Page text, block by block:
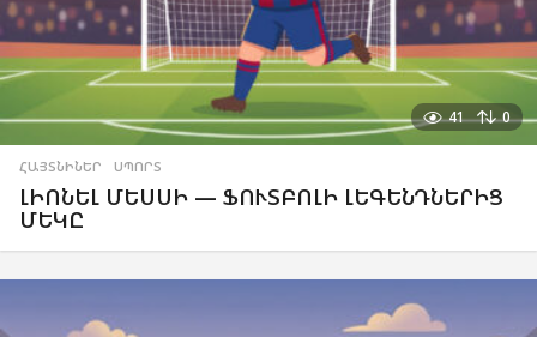
41 0
ՀԱՅՏՆԻՆԵՐ ,ՍՊՈՐՏ
ԼԻՈՆԵԼ ՄԵՍՍԻ — ՖՈՒՏԲՈԼԻ ԼԵԳԵՆԴՆԵՐԻՑ
ՄԵԿԸ